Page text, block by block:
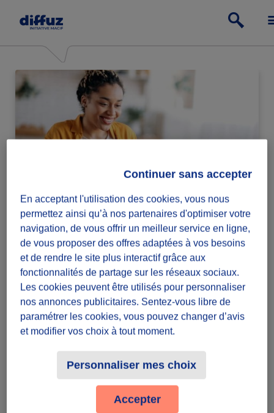
Particulier
Passe à l'action relève ou lance des défis
solidaires.
Inscris-toi
Me connecter
En acceptant l'utilisation des cookies, vous nous
permettez ainsi qu’à nos partenaires d'optimiser votre
navigation, de vous offrir un meilleur service en ligne,
de vous proposer des offres adaptées à vos besoins
et de rendre le site plus interactif grâce aux
fonctionnalités de partage sur les réseaux sociaux.
Les cookies peuvent être utilisés pour personnaliser
nos annonces publicitaires. Sentez-vous libre de
paramétrer les cookies, vous pouvez changer d’avis
et modifier vos choix à tout moment.
Personnaliser mes choix
Continuer sans accepter
Accepter